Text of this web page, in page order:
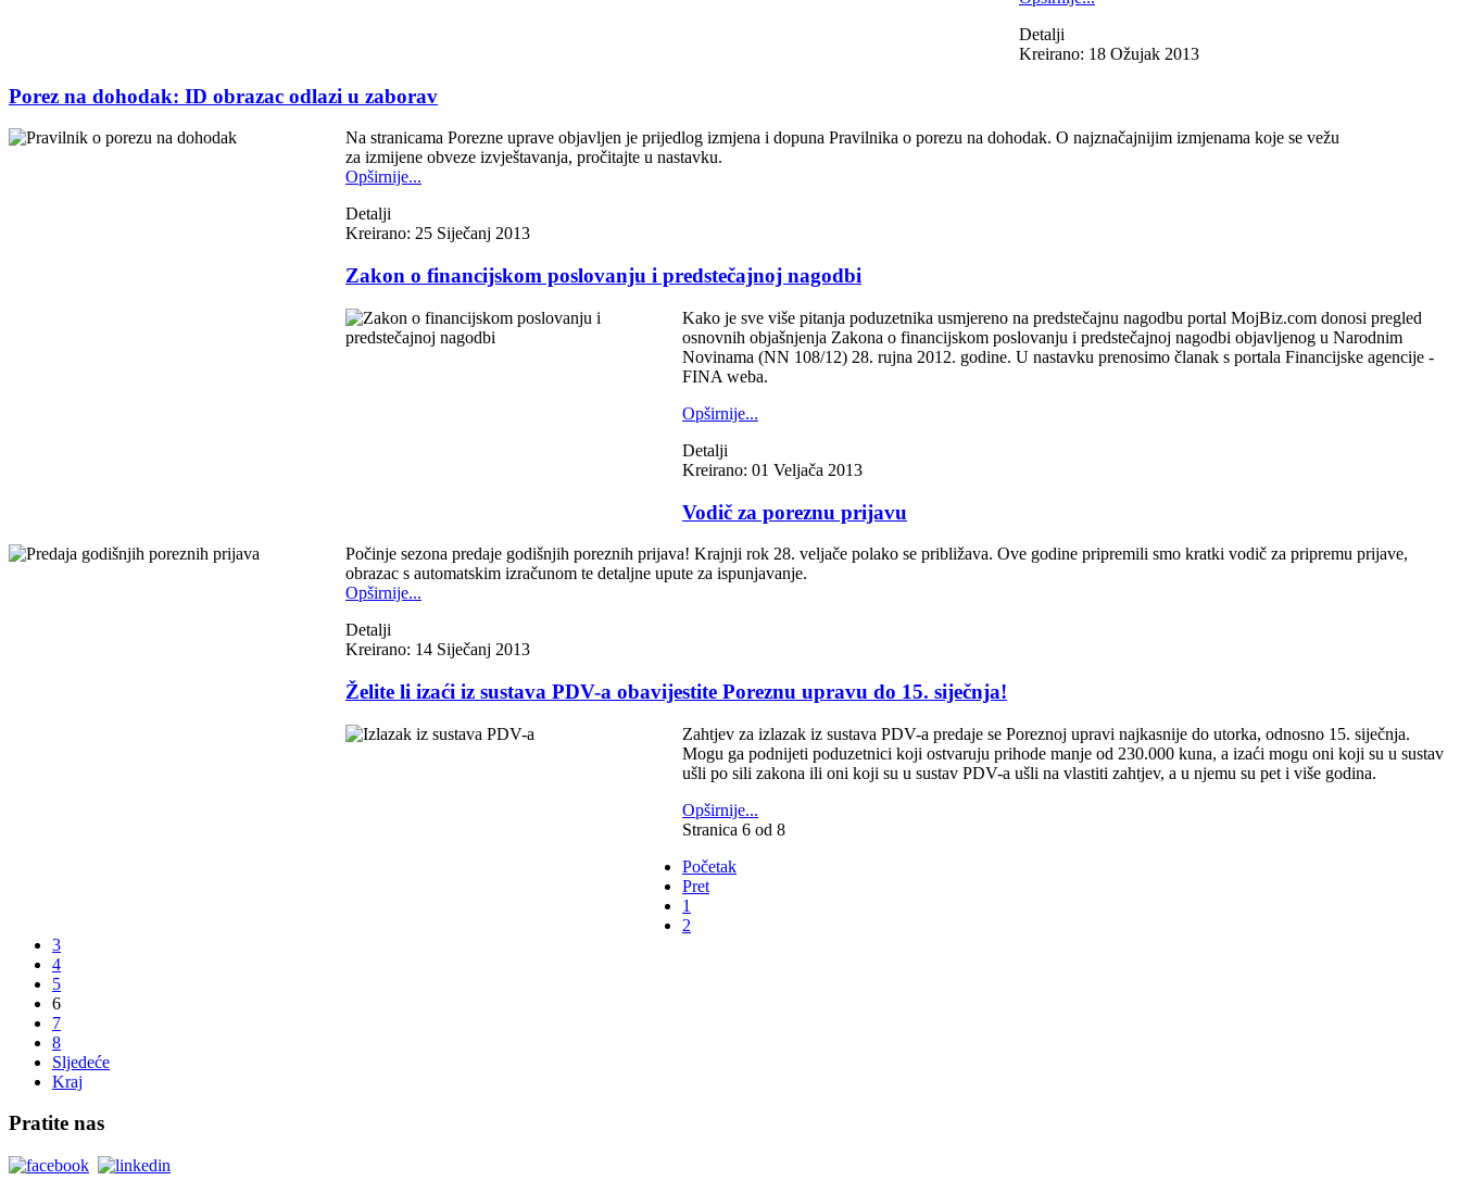
Detalji
Kreirano: 18 Ožujak 2013
Porez na dohodak: ID obrazac odlazi u zaborav
Na stranicama Porezne uprave objavljen je prijedlog izmjena i dopuna Pravilnika o porezu na dohodak. O najznačajnijim izmjenama koje se vežu
za izmijene obveze izvještavanja, pročitajte u nastavku.
Opširnije...
Detalji
Kreirano: 25 Siječanj 2013
Zakon o financijskom poslovanju i predstečajnoj nagodbi
Kako je sve više pitanja poduzetnika usmjereno na predstečajnu nagodbu portal MojBiz.com donosi pregled
osnovnih objašnjenja Zakona o financijskom poslovanju i predstečajnoj nagodbi objavljenog u Narodnim
Novinama (NN 108/12) 28. rujna 2012. godine. U nastavku prenosimo članak s portala Financijske agencije -
FINA weba.
Opširnije...
Detalji
Kreirano: 01 Veljača 2013
Vodič za poreznu prijavu
Počinje sezona predaje godišnjih poreznih prijava! Krajnji rok 28. veljače polako se približava. Ove godine pripremili smo kratki vodič za pripremu prijave,
obrazac s automatskim izračunom te detaljne upute za ispunjavanje.
Opširnije...
Detalji
Kreirano: 14 Siječanj 2013
Želite li izaći iz sustava PDV-a obavijestite Poreznu upravu do 15. siječnja!
Zahtjev za izlazak iz sustava PDV-a predaje se Poreznoj upravi najkasnije do utorka, odnosno 15. siječnja.
Mogu ga podnijeti poduzetnici koji ostvaruju prihode manje od 230.000 kuna, a izaći mogu oni koji su u sustav
ušli po sili zakona ili oni koji su u sustav PDV-a ušli na vlastiti zahtjev, a u njemu su pet i više godina.
Opširnije...
Stranica 6 od 8
Početak
Pret
1
2
3
4
5
6
7
8
Sljedeće
Kraj
Pratite nas